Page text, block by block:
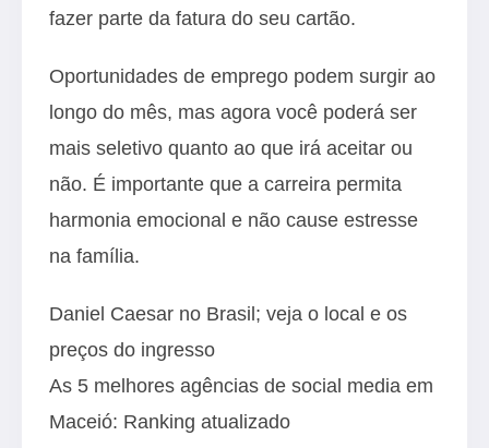
fazer parte da fatura do seu cartão.
Oportunidades de emprego podem surgir ao
longo do mês, mas agora você poderá ser
mais seletivo quanto ao que irá aceitar ou
não. É importante que a carreira permita
harmonia emocional e não cause estresse
na família.
Daniel Caesar no Brasil; veja o local e os
preços do ingresso
As 5 melhores agências de social media em
Maceió: Ranking atualizado